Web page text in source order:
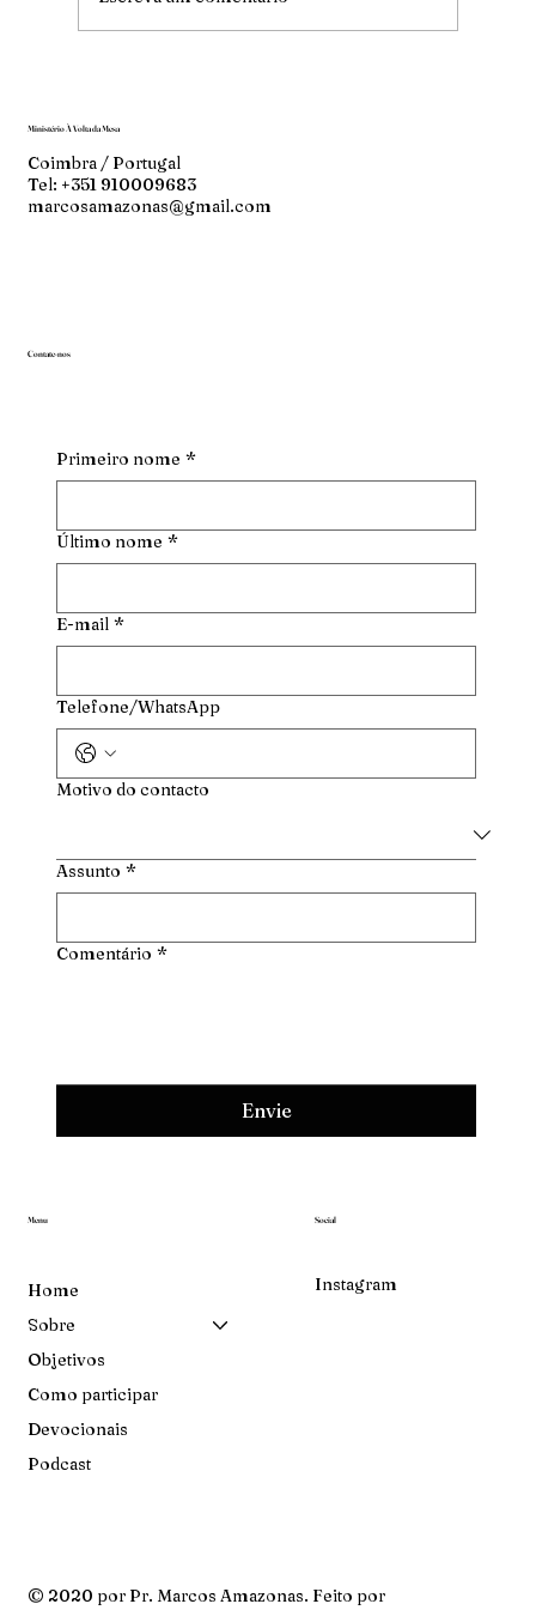
Ministério À Volta da Mesa
Coimbra / Portugal
Tel: +351 910009683
marcosamazonas@gmail.com
Menu
Home
Sobre
Objetivos
Como participar
Devocionais
Podcast
Social
Instagram
Contate-nos
Primeiro nome *
Último nome *
E-mail *
Telefone/WhatsApp
Motivo do contacto
Assunto *
Comentário *
Envie
© 2020 por Pr. Marcos Amazonas. Feito por